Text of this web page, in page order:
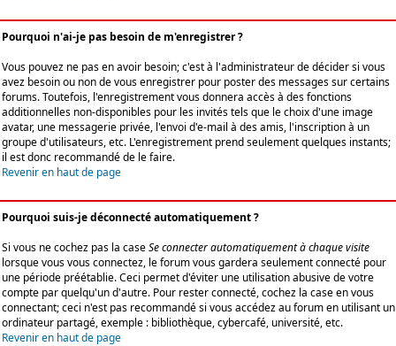
Pourquoi n'ai-je pas besoin de m'enregistrer ?
Vous pouvez ne pas en avoir besoin; c'est à l'administrateur de décider si vous
avez besoin ou non de vous enregistrer pour poster des messages sur certains
forums. Toutefois, l'enregistrement vous donnera accès à des fonctions
additionnelles non-disponibles pour les invités tels que le choix d'une image
avatar, une messagerie privée, l'envoi d'e-mail à des amis, l'inscription à un
groupe d'utilisateurs, etc. L'enregistrement prend seulement quelques instants;
il est donc recommandé de le faire.
Revenir en haut de page
Pourquoi suis-je déconnecté automatiquement ?
Si vous ne cochez pas la caseSe connecter automatiquement à chaque visite
lorsque vous vous connectez, le forum vous gardera seulement connecté pour
une période préétablie. Ceci permet d'éviter une utilisation abusive de votre
compte par quelqu'un d'autre. Pour rester connecté, cochez la case en vous
connectant; ceci n'est pas recommandé si vous accédez au forum en utilisant un
ordinateur partagé, exemple : bibliothèque, cybercafé, université, etc.
Revenir en haut de page